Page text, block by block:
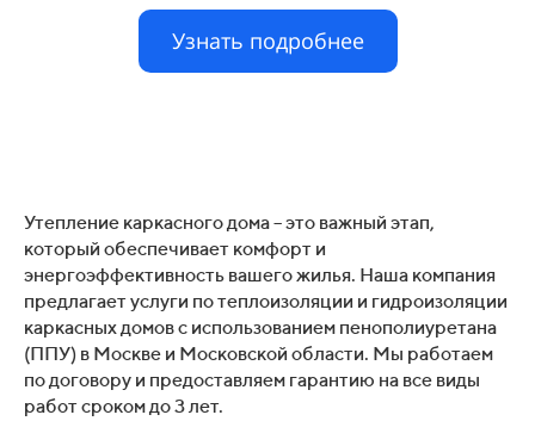
Узнать подробнее
Утепление каркасного дома – это важный этап,
который обеспечивает комфорт и
энергоэффективность вашего жилья. Наша компания
предлагает услуги по теплоизоляции и гидроизоляции
каркасных домов с использованием пенополиуретана
(ППУ) в Москве и Московской области. Мы работаем
по договору и предоставляем гарантию на все виды
работ сроком до 3 лет.